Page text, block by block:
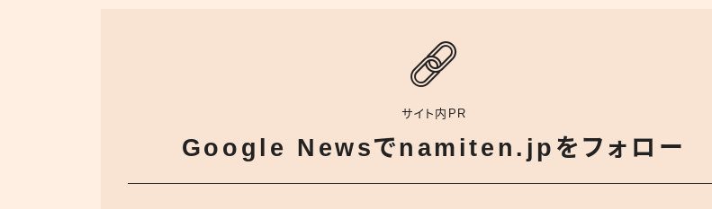
サイト内PR
Google Newsでnamiten.jpをフォロー